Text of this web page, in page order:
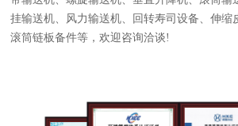
挂输送机、风力输送机、回转寿司设备、伸缩
滚筒链板备件等，欢迎咨询洽谈!